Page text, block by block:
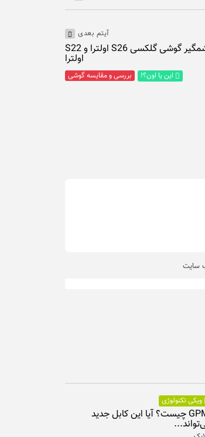
آیتم بعدی
تفاوت‌های چشمگیر گوشی گلکسی S26 اولترا و S22
اولترا
این یا اون؟! بررسی و مقایسه گوشی
سایت
ویکی تکنولوژی
GPMI چیست؟ آیا این کابل جدید